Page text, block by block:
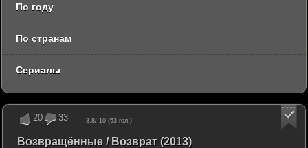
20 33 3.8/ 10 (53 гол.)
Возвращённые / Возврат (2013)
По году
По странам
Сериалы